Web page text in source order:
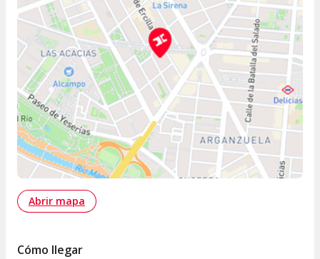
Abrir mapa
Cómo llegar